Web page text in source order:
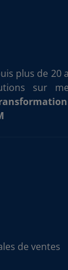
plus de 20
sur
de ventes